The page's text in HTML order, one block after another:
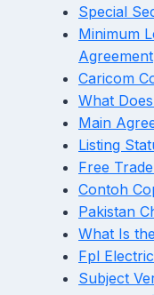
Special
Minimum
Agreement
Caricom
What
Main
Listing
Free
Contoh
Pakistan
What Is
Fpl
Subject